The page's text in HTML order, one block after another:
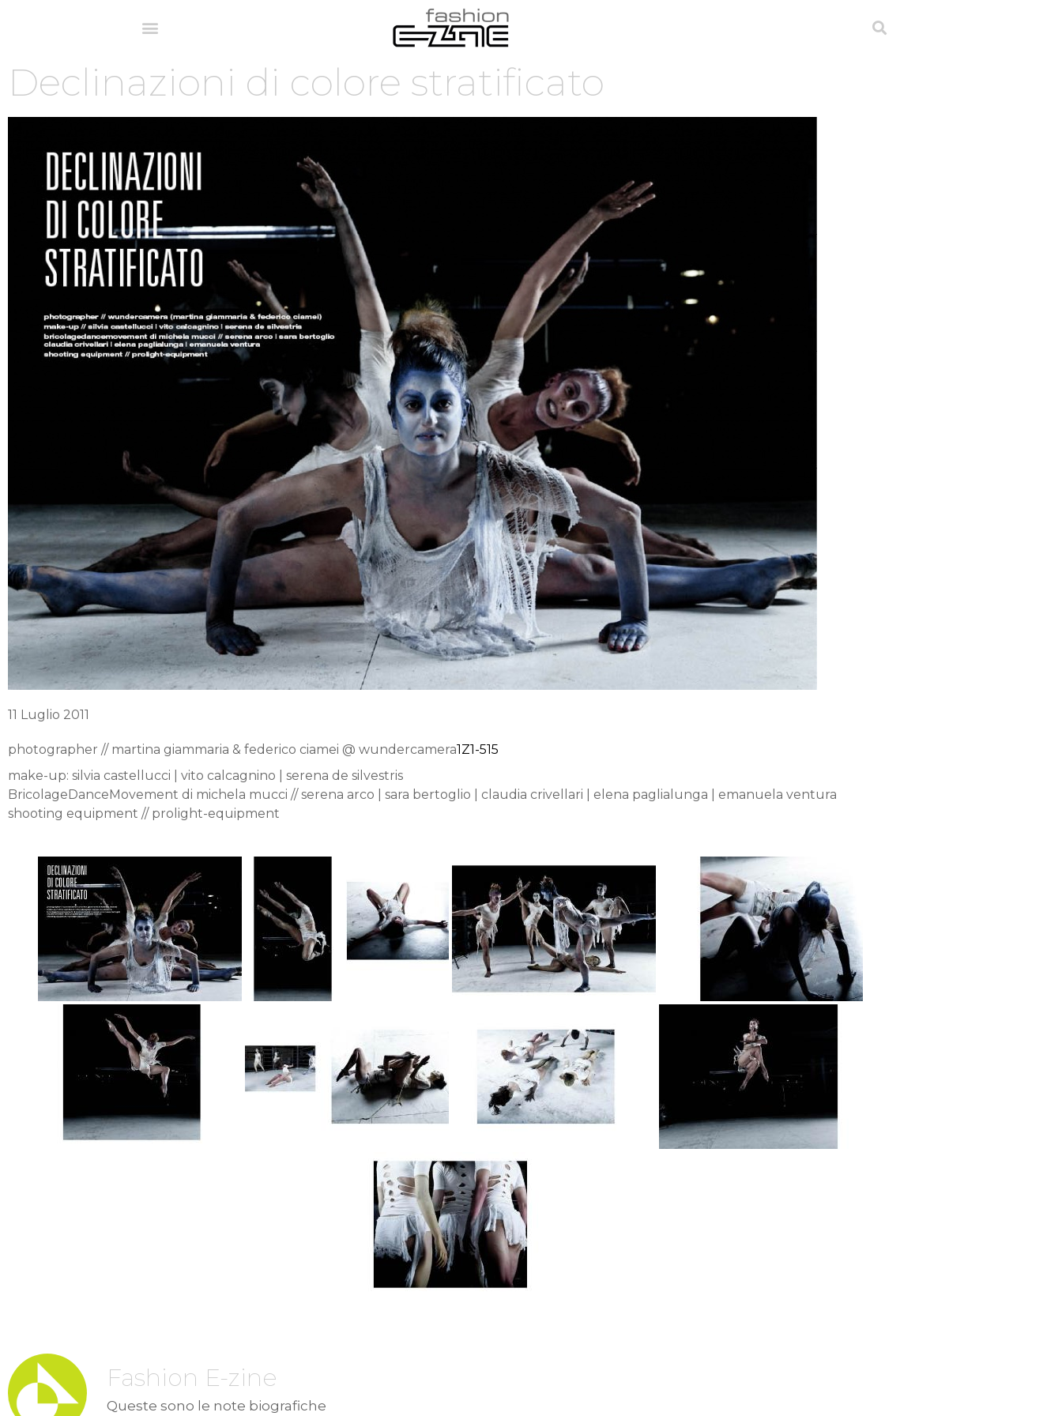
Declinazioni di colore stratificato
11 Luglio 2011
photographer // martina giammaria & federico ciamei @ wundercamera1Z1-515
make-up: silvia castellucci | vito calcagnino | serena de silvestris
BricolageDanceMovement di michela mucci // serena arco | sara bertoglio | claudia crivellari | elena paglialunga | emanuela ventura
shooting equipment // prolight-equipment
Fashion E-zine
Queste sono le note biografiche